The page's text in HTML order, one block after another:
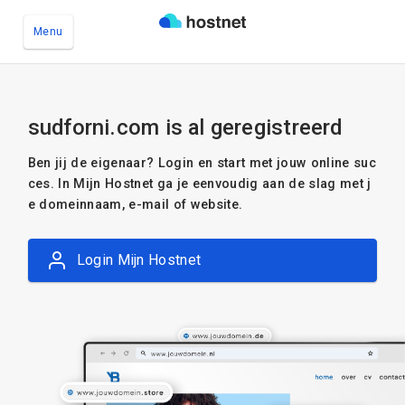
Menu
sudforni.com is al geregistreerd
Ben jij de eigenaar? Login en start met jouw online suc
ces. In Mijn Hostnet ga je eenvoudig aan de slag met j
e domeinnaam, e-mail of website.
Login Mijn Hostnet